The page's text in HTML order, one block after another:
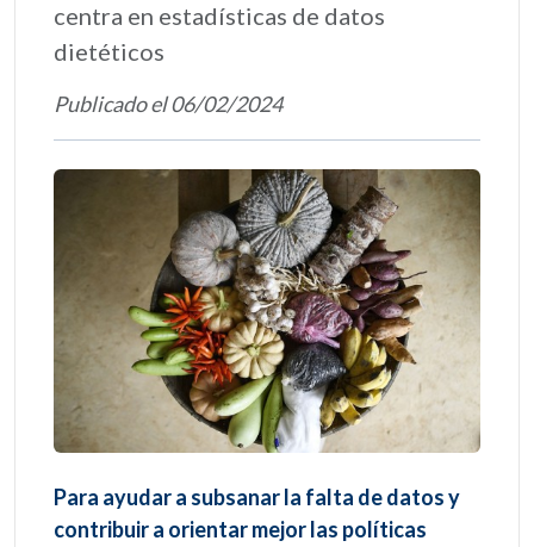
centra en estadísticas de datos
dietéticos
Publicado el 06/02/2024
Para ayudar a subsanar la falta de datos y
contribuir a orientar mejor las políticas